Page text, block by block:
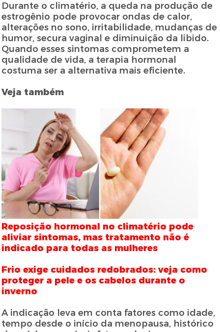
Durante o climatério, a queda na produção de
estrogênio pode provocar ondas de calor,
alterações no sono, irritabilidade, mudanças de
humor, secura vaginal e diminuição da libido.
Quando esses sintomas comprometem a
qualidade de vida, a terapia hormonal
costuma ser a alternativa mais eficiente.
Veja também
Reposição hormonal no climatério pode
aliviar sintomas, mas tratamento não é
indicado para todas as mulheres
Frio exige cuidados redobrados: veja como
proteger a pele e os cabelos durante o
inverno
A indicação leva em conta fatores como idade,
tempo desde o início da menopausa, histórico